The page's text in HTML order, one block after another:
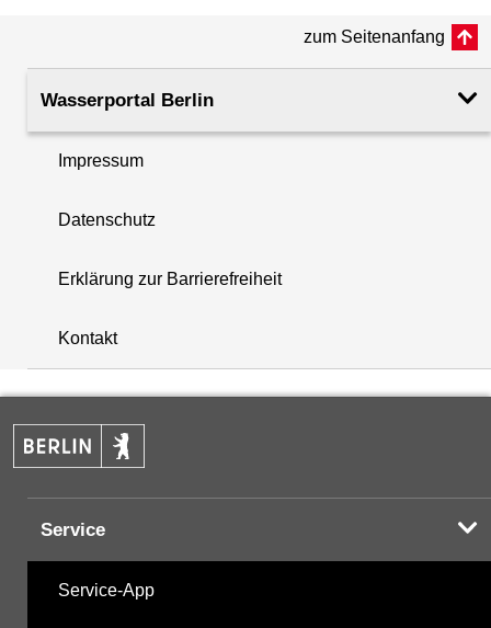
+
−
zum Seitenanfang
Wasserportal Berlin
Impressum
Datenschutz
Erklärung zur Barrierefreiheit
Kontakt
Service
Service-App